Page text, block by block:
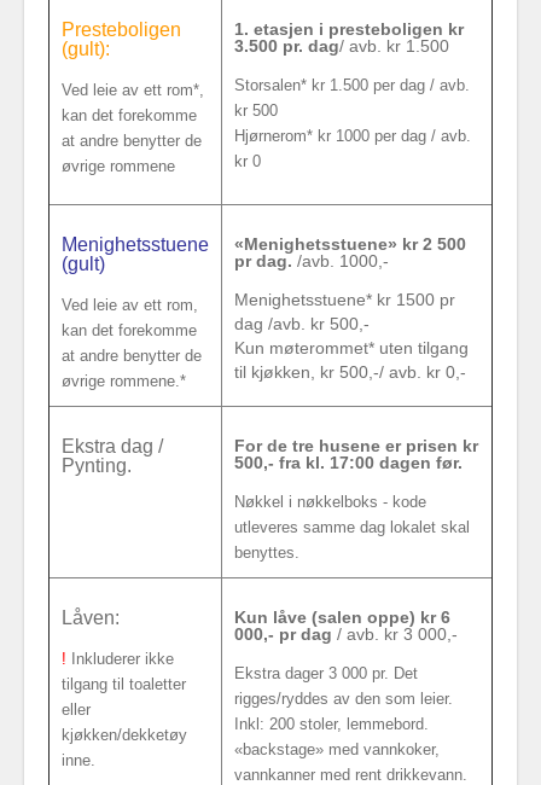
Presteboligen
(gult):
Ved leie av ett rom*,
kan det forekomme
at andre benytter de
øvrige rommene
1. etasjen i presteboligen kr
3.500 pr. dag/ avb. kr 1.500
Storsalen* kr 1.500 per dag / avb.
kr 500
Hjørnerom* kr 1000 per dag / avb.
kr 0
Menighetsstuene
(gult)
Ved leie av ett rom,
kan det forekomme
at andre benytter de
øvrige rommene.*
«Menighetsstuene» kr 2 500
pr dag. /avb. 1000,-
Menighetsstuene* kr 1500 pr
dag /avb. kr 500,-
Kun møterommet* uten tilgang
til kjøkken, kr 500,-/ avb. kr 0,-
Ekstra dag /
Pynting.
For de tre husene er prisen kr
500,- fra kl. 17:00 dagen før.
Nøkkel i nøkkelboks - kode
utleveres samme dag lokalet skal
benyttes.
Låven:
! Inkluderer ikke
tilgang til toaletter
eller
kjøkken/dekketøy
inne.
Kun låve (salen oppe) kr 6
000,- pr dag / avb. kr 3 000,-
Ekstra dager 3 000 pr. Det
rigges/ryddes av den som leier.
Inkl: 200 stoler, lemmebord.
«backstage» med vannkoker,
vannkanner med rent drikkevann.